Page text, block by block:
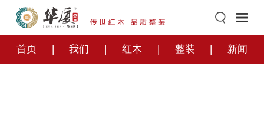
首页 我们 红木 整装 新闻